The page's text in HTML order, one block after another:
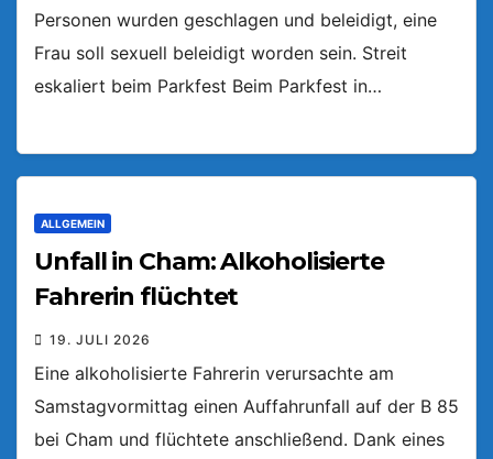
Personen wurden geschlagen und beleidigt, eine
Frau soll sexuell beleidigt worden sein. Streit
eskaliert beim Parkfest Beim Parkfest in…
ALLGEMEIN
Unfall in Cham: Alkoholisierte
Fahrerin flüchtet
19. JULI 2026
Eine alkoholisierte Fahrerin verursachte am
Samstagvormittag einen Auffahrunfall auf der B 85
bei Cham und flüchtete anschließend. Dank eines